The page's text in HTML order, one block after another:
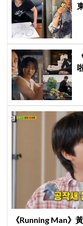
《Running Man》